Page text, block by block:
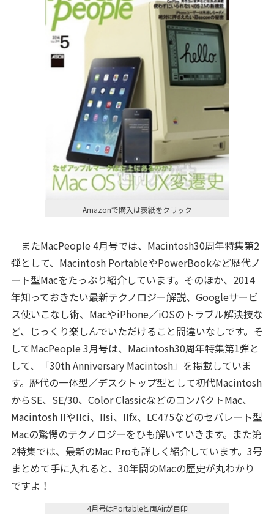
Amazonで購入は表紙をクリック
またMacPeople 4月号では、Macintosh30周年特集第2
弾として、Macintosh PortableやPowerBookなど歴代ノ
ート型Macをたっぷり紹介しています。そのほか、2014
年知っておきたい最新テクノロジー解説、Googleサービ
ス使いこなし術、MacやiPhone／iOSのトラブル解決技な
ど、じっくり楽しんでいただけること間違いなしです。そ
してMacPeople 3月号は、Macintosh30周年特集第1弾と
して、「30th Anniversary Macintosh」を掲載していま
す。歴代の一体型／デスクトップ型として初代Macintosh
からSE、SE/30、Color ClassicなどのコンパクトMac、
Macintosh IIやIIci、IIsi、IIfx、LC475などのセパレート型
Macの驚愕のテクノロジーをひも解いていきます。また第
2特集では、最新のMac Proも詳しく紹介しています。3号
まとめて手に入れると、30年間のMacの歴史が丸わかり
ですよ！
4月号はPortableと両Airが目印